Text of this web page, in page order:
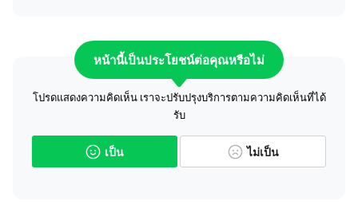
หน้านี้เป็นประโยชน์ต่อคุณหรือไม่
โปรดแสดงความคิดเห็น เราจะปรับปรุงบริการตามความคิดเห็นที่ได้
รับ
เป็น ไม่เป็น